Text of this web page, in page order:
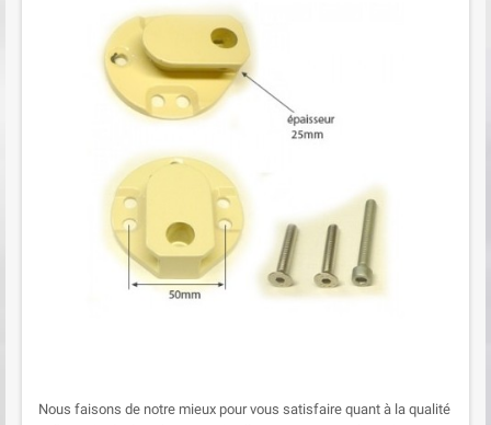
Nous faisons de notre mieux pour vous satisfaire quant à la qualité